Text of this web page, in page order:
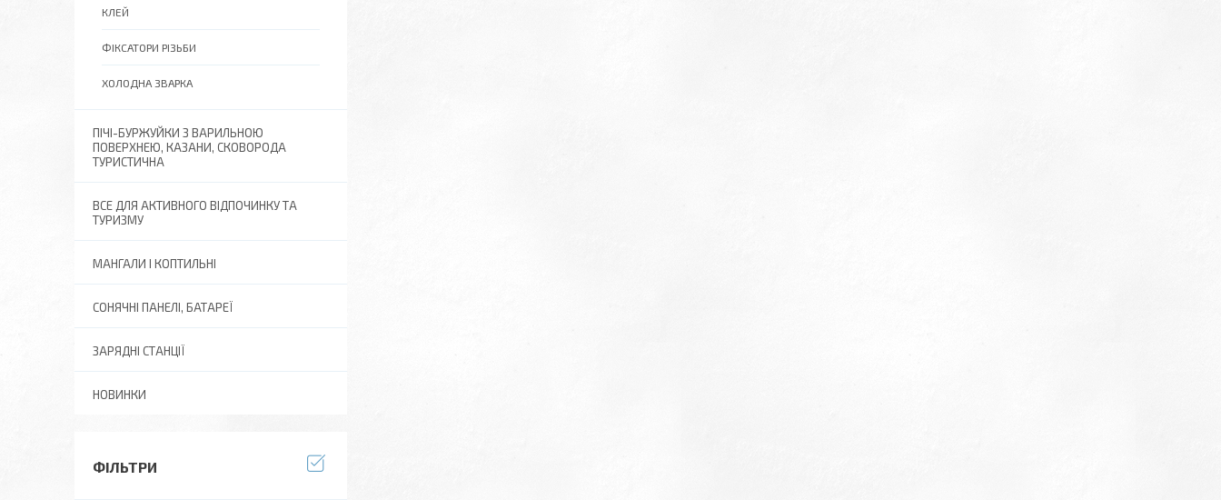
КЛЕЙ
ФІКСАТОРИ РІЗЬБИ
ХОЛОДНА ЗВАРКА
ПІЧІ-БУРЖУЙКИ З ВАРИЛЬНОЮ
ПОВЕРХНЕЮ, КАЗАНИ, СКОВОРОДА
ТУРИСТИЧНА
ВСЕ ДЛЯ АКТИВНОГО ВІДПОЧИНКУ ТА
ТУРИЗМУ
МАНГАЛИ І КОПТИЛЬНІ
СОНЯЧНІ ПАНЕЛІ, БАТАРЕЇ
ЗАРЯДНІ СТАНЦІЇ
НОВИНКИ
ФІЛЬТРИ